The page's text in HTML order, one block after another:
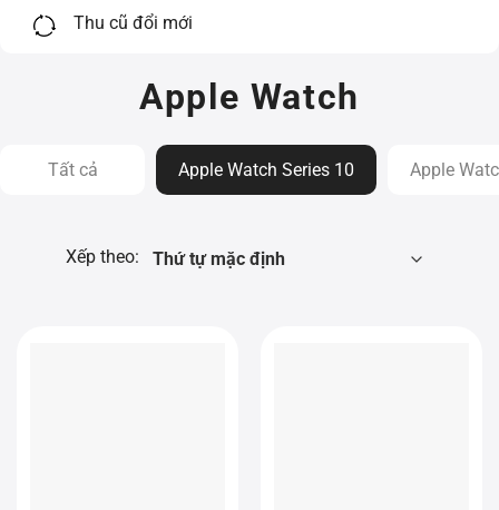
Thu cũ đổi mới
Apple Watch
Tất cả Apple Watch Series 10 Apple
Xếp theo: